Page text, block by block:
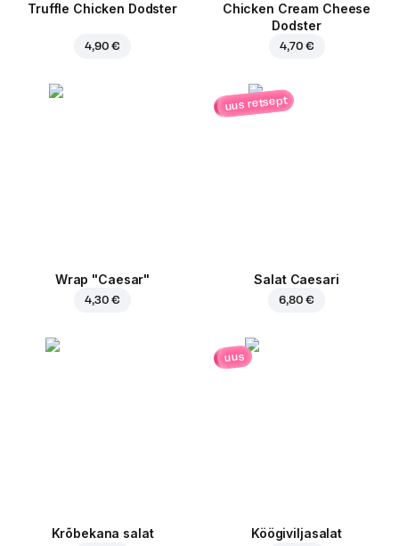
Truffle Chicken Dodster
4,90 €
Chicken Cream Cheese
Dodster
4,70 €
Wrap "Caesar"
4,30 €
uus retsept
Salat Caesari
6,80 €
Krõbekana salat
uus
Köögiviljasalat